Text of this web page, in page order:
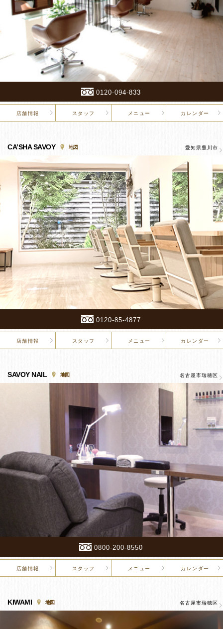
0120-094-833
店舗情報 スタッフ メニュー カレンダー
愛知県豊川市
CA’SHA SAVOY 地図
0120-85-4877
店舗情報 スタッフ メニュー カレンダー
名古屋市瑞穂区
SAVOY NAIL 地図
0800-200-8550
店舗情報 スタッフ メニュー カレンダー
名古屋市瑞穂区
KIWAMI 地図